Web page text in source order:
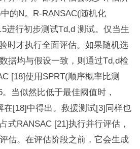
的N。R-RANSAC(随机化
进行初步测试Td,d 测试。仅当生
时才执行全面评估。如果随机选
据均与假设一致，则通过Td,d检
[18]使用SPRT(顺序概率比测
当似然比低于最佳阈值时，
在[18]中得出。救援测试[3]同样也
式RANSAC [21]执行并行评估，
估。在评估阶段之前，它会生成